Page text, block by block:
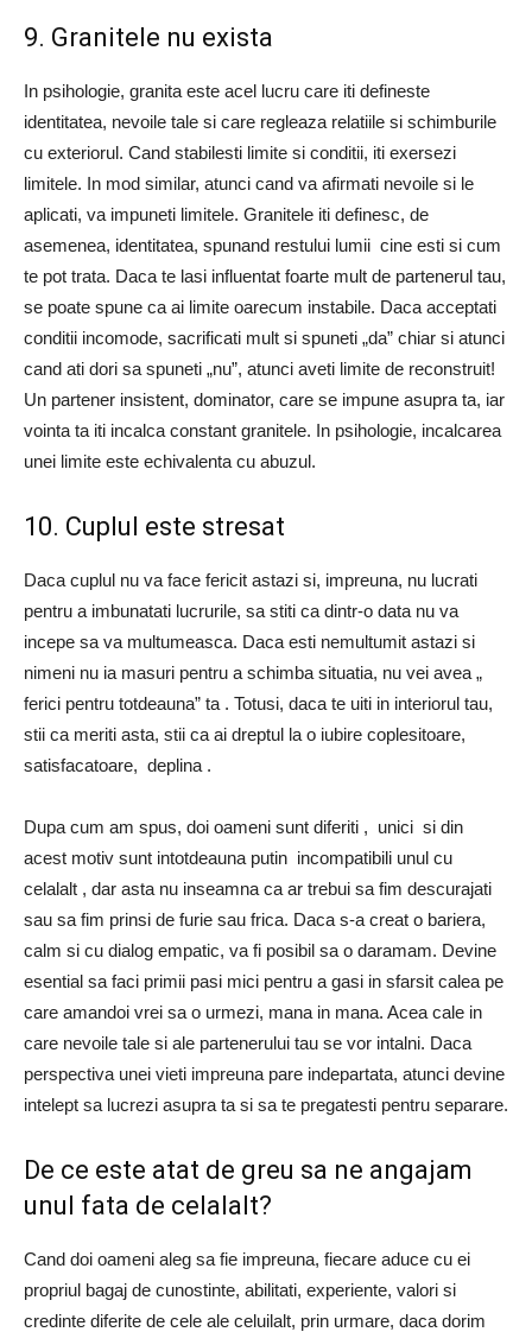
9. Granitele nu exista
In psihologie, granita este acel lucru care iti defineste
identitatea, nevoile tale si care regleaza relatiile si schimburile
cu exteriorul. Cand stabilesti limite si conditii, iti exersezi
limitele. In mod similar, atunci cand va afirmati nevoile si le
aplicati, va impuneti limitele. Granitele iti definesc, de
asemenea, identitatea, spunand restului lumii cine esti si cum
te pot trata. Daca te lasi influentat foarte mult de partenerul tau,
se poate spune ca ai limite oarecum instabile. Daca acceptati
conditii incomode, sacrificati mult si spuneti „da” chiar si atunci
cand ati dori sa spuneti „nu”, atunci aveti limite de reconstruit!
Un partener insistent, dominator, care se impune asupra ta, iar
vointa ta iti incalca constant granitele. In psihologie, incalcarea
unei limite este echivalenta cu abuzul.
10. Cuplul este stresat
Daca cuplul nu va face fericit astazi si, impreuna, nu lucrati
pentru a imbunatati lucrurile, sa stiti ca dintr-o data nu va
incepe sa va multumeasca. Daca esti nemultumit astazi si
nimeni nu ia masuri pentru a schimba situatia, nu vei avea „
ferici pentru totdeauna” ta . Totusi, daca te uiti in interiorul tau,
stii ca meriti asta, stii ca ai dreptul la o iubire coplesitoare,
satisfacatoare, deplina .
Dupa cum am spus, doi oameni sunt diferiti , unici si din
acest motiv sunt intotdeauna putin incompatibili unul cu
celalalt , dar asta nu inseamna ca ar trebui sa fim descurajati
sau sa fim prinsi de furie sau frica. Daca s-a creat o bariera,
calm si cu dialog empatic, va fi posibil sa o daramam. Devine
esential sa faci primii pasi mici pentru a gasi in sfarsit calea pe
care amandoi vrei sa o urmezi, mana in mana. Acea cale in
care nevoile tale si ale partenerului tau se vor intalni. Daca
perspectiva unei vieti impreuna pare indepartata, atunci devine
intelept sa lucrezi asupra ta si sa te pregatesti pentru separare.
De ce este atat de greu sa ne angajam
unul fata de celalalt?
Cand doi oameni aleg sa fie impreuna, fiecare aduce cu ei
propriul bagaj de cunostinte, abilitati, experiente, valori si
credinte diferite de cele ale celuilalt, prin urmare, daca dorim